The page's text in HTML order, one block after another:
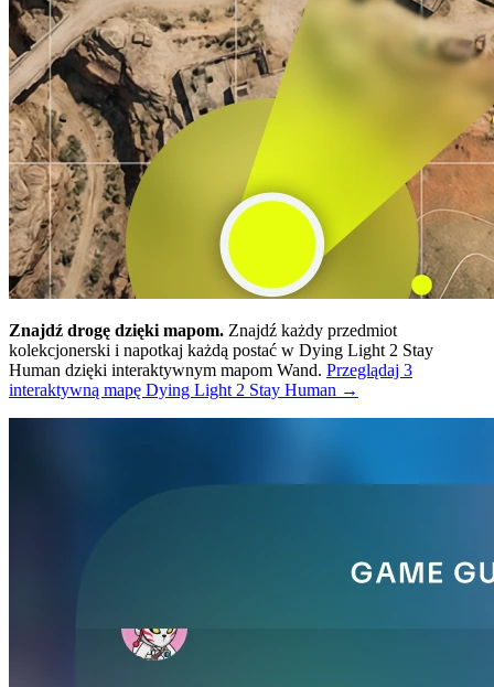
Znajdź drogę dzięki mapom. Znajdź każdy przedmiot
kolekcjonerski i napotkaj każdą postać w Dying Light 2 Stay
Human dzięki interaktywnym mapom Wand. Przeglądaj 3
interaktywną mapę Dying Light 2 Stay Human →